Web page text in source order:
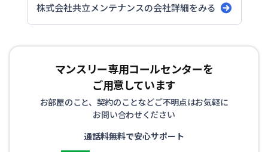
株式会社共立メンテナンスの会社詳細をみる
マンスリー専用コールセンターを
ご用意しています
お部屋のこと、契約のことなどご不明点はお気軽に
お問い合わせください
通話料無料で安心サポート